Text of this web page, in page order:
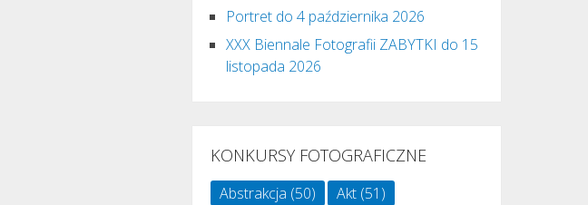
Portret do 4 października 2026
XXX Biennale Fotografii ZABYTKI do 15
listopada 2026
KONKURSY FOTOGRAFICZNE
Abstrakcja (50) Akt (51)